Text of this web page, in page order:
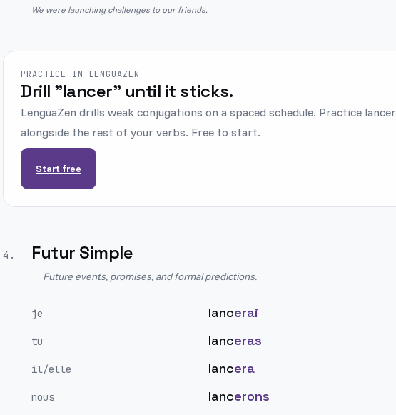
We were launching challenges to our friends.
PRACTICE IN LENGUAZEN
Drill "lancer" until it sticks.
LenguaZen drills weak conjugations on a spaced schedule. Practice lancer
alongside the rest of your verbs. Free to start.
Start free
4 . Futur Simple
Future events, promises, and formal predictions.
je lancerai
tu lanceras
il/elle lancera
nous lancerons